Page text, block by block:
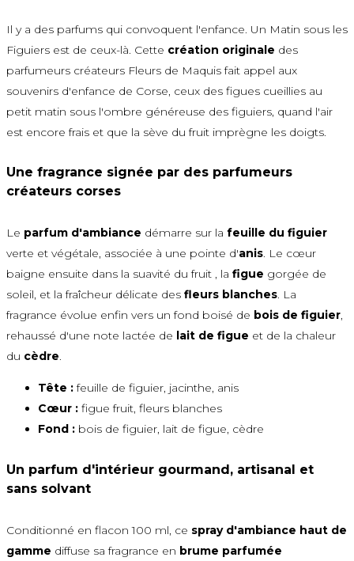
Il y a des parfums qui convoquent l'enfance. Un Matin sous les
Figuiers est de ceux-là. Cette création originale des
parfumeurs créateurs Fleurs de Maquis fait appel aux
souvenirs d'enfance de Corse, ceux des figues cueillies au
petit matin sous l'ombre généreuse des figuiers, quand l'air
est encore frais et que la sève du fruit imprègne les doigts.
Une fragrance signée par des parfumeurs
créateurs corses
Le parfum d'ambiance démarre sur la feuille du figuier
verte et végétale, associée à une pointe d'anis. Le cœur
baigne ensuite dans la suavité du fruit , la figue gorgée de
soleil, et la fraîcheur délicate des fleurs blanches. La
fragrance évolue enfin vers un fond boisé de bois de figuier,
rehaussé d'une note lactée de lait de figue et de la chaleur
du cèdre.
Tête :feuille de figuier, jacinthe, anis
Cœur : figue fruit, fleurs blanches
Fond : bois de figuier, lait de figue, cèdre
Un parfum d'intérieur gourmand, artisanal et
sans solvant
Conditionné en flacon 100 ml, ce spray d'ambiance haut de
gamme diffuse sa fragrance en brume parfumée